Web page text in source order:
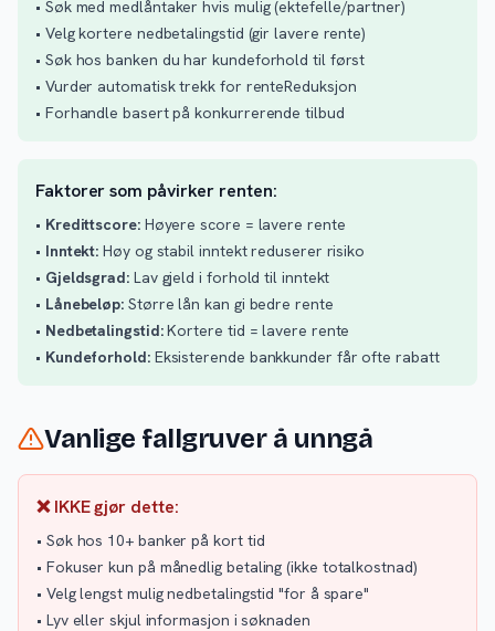
• Søk med medlåntaker hvis mulig (ektefelle/partner)
• Velg kortere nedbetalingstid (gir lavere rente)
• Søk hos banken du har kundeforhold til først
• Vurder automatisk trekk for renteReduksjon
• Forhandle basert på konkurrerende tilbud
Faktorer som påvirker renten:
• Kredittscore:Høyere score = lavere rente
• Inntekt: Høy og stabil inntekt reduserer risiko
• Gjeldsgrad:Lav gjeld i forhold til inntekt
• Lånebeløp: Større lån kan gi bedre rente
• Nedbetalingstid:Kortere tid = lavere rente
• Kundeforhold:Eksisterende bankkunder får ofte rabatt
Vanlige fallgruver å unngå
❌ IKKE gjør dette:
• Søk hos 10+ banker på kort tid
• Fokuser kun på månedlig betaling (ikke totalkostnad)
• Velg lengst mulig nedbetalingstid "for å spare"
• Lyv eller skjul informasjon i søknaden